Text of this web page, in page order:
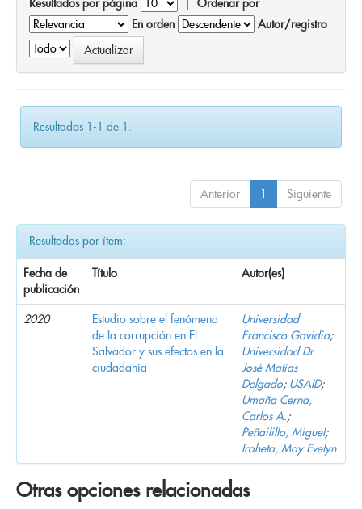
En orden
Autor/registro
Resultados 1-1 de 1.
Anterior 1 Siguiente
Resultados por ítem:
Fecha de
publicación
Título Autor(es)
2020
Estudio sobre el fenómeno
de la corrupción en El
Salvador y sus efectos en la
ciudadanía
Universidad
Francisco Gavidia;
Universidad Dr.
José Matías
Delgado; USAID;
Umaña Cerna,
Carlos A.;
Peñailillo, Miguel;
Iraheta, May Evelyn
Otras opciones relacionadas